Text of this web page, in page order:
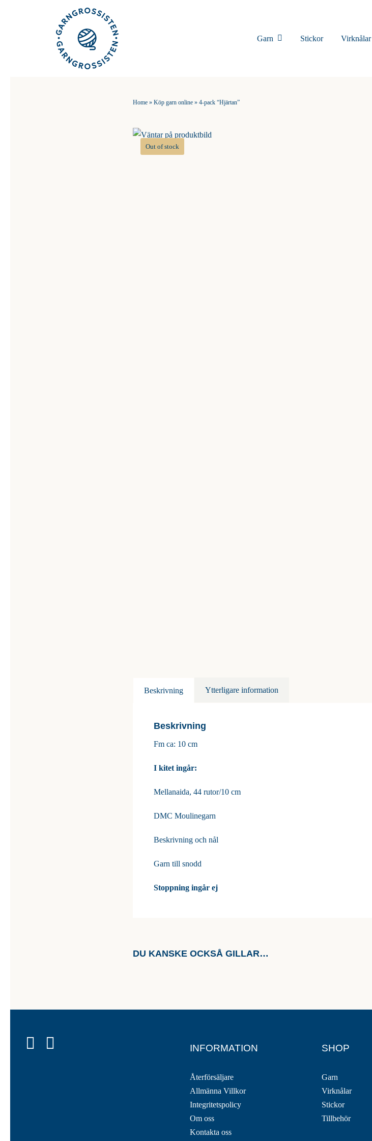
Garn Stickor Virknålar
Home »Köp garn online »4-pack “Hjärtan”
Out of stock
Beskrivning Ytterligare information
Beskrivning
Fm ca: 10 cm
I kitet ingår:
Mellanaida, 44 rutor/10 cm
DMC Moulinegarn
Beskrivning och nål
Garn till snodd
Stoppning ingår ej
DU KANSKE OCKSÅ GILLAR…
INFORMATION
Återförsäljare
Allmänna Villkor
Integritetspolicy
Om oss
Kontakta oss
SHOP
Garn
Virknålar
Stickor
Tillbehör